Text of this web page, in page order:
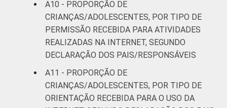
A10 - PROPORÇÃO DE
CRIANÇAS/ADOLESCENTES, POR TIPO DE
PERMISSÃO RECEBIDA PARA ATIVIDADES
REALIZADAS NA INTERNET, SEGUNDO
DECLARAÇÃO DOS PAIS/RESPONSÁVEIS
A11 - PROPORÇÃO DE
CRIANÇAS/ADOLESCENTES, POR TIPO DE
ORIENTAÇÃO RECEBIDA PARA O USO DA